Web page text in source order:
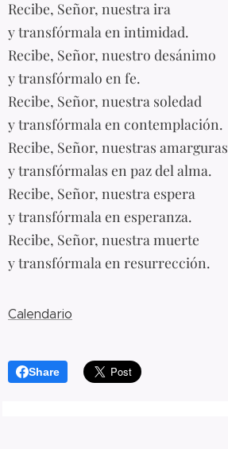
Recibe, Señor, nuestra ira
y transfórmala en intimidad.
Recibe, Señor, nuestro desánimo
y transfórmalo en fe.
Recibe, Señor, nuestra soledad
y transfórmala en contemplación.
Recibe, Señor, nuestras amarguras
y transfórmalas en paz del alma.
Recibe, Señor, nuestra espera
y transfórmala en esperanza.
Recibe, Señor, nuestra muerte
y transfórmala en resurrección.
Calendario
Share